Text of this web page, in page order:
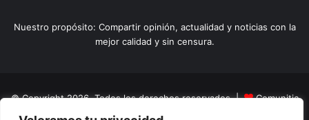
Nuestro propósito: Compartir opinión, actualidad y noticias con la
mejor calidad y sin censura.
© Copyright 2026, Todos los derechos reservados |
Comunitic